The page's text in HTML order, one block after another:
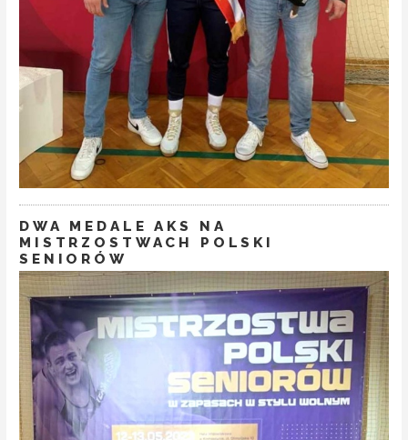
DWA MEDALE AKS NA
MISTRZOSTWACH POLSKI
SENIORÓW